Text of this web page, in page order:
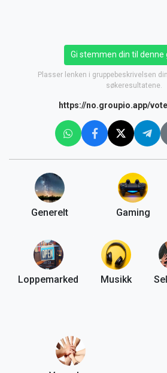
Gi stemmen din til denne
Plasser lenken i gruppebeskrivelsen
søkeresultatene.
https://no.groupio.app/
Generelt Gaming
Loppemarked Musikk